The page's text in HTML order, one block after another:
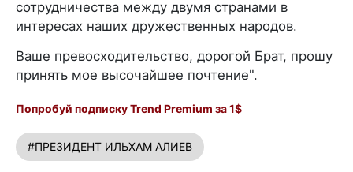
сотрудничества между двумя странами в
интересах наших дружественных народов.
Ваше превосходительство, дорогой Брат, прошу
принять мое высочайшее почтение".
Попробуй подписку Trend Premium за 1$
#ПРЕЗИДЕНТ ИЛЬХАМ АЛИЕВ